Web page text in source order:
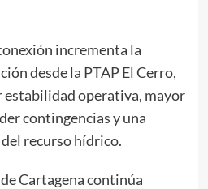
incrementa la
desde la PTAP El Cerro,
estabilidad operativa, mayor
contingencias y una
recurso hídrico.
Cartagena continúa